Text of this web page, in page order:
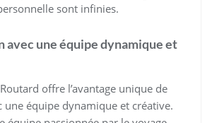
sont infinies.
avec une équipe dynamique et
offre l’avantage unique de
une équipe dynamique et créative.